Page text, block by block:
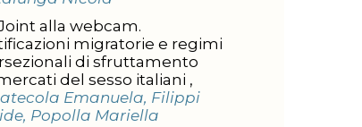
alla webcam.
migratorie e regimi
di sfruttamento
nei mercati del sesso italiani ,
Emanuela, Filippi
Popolla Mariella